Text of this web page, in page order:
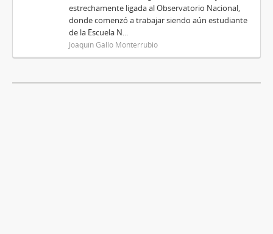
estrechamente ligada al Observatorio Nacional,
donde comenzó a trabajar siendo aún estudiante
de la Escuela N...
Joaquín Gallo Monterrubio